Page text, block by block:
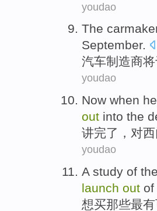
youdao
The
September.
汽车制造商将
youdao
Now when
out into the
讲完了， 对
youdao
Astudy of the
launch out of
想买那些最有